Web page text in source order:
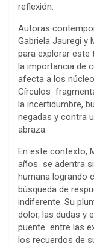
reflexión.
Autoras
Gabriela Jauregi y
para explorar este
la importancia de
afecta a los
Círculos
la incertidumbre,
negadas y contra
abraza.
En este contexto,
años se adentra
humana logrando
búsqueda de
indiferente. Su
dolor, las dudas y
puente entre las
los recuerdos de